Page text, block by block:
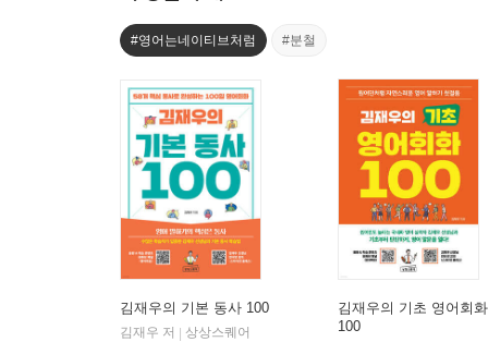
#영어는네이티브처럼 #분철
김재우의 기본 동사 100
김재우 저
상상스퀘어
김재우의 기초 영어회화
100